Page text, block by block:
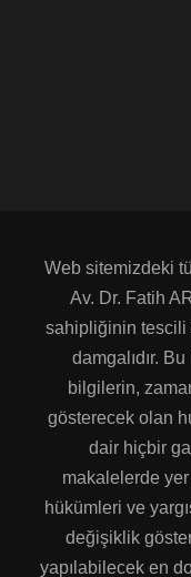
Web sitemizdeki
Av. Dr. Fatih
sahipliğinin tescili
damgalıdır.
bilgilerin,
gösterecek olan
dair hiçbir
makalelerde
hükümleri ve
değişiklik
yapılabilecek en